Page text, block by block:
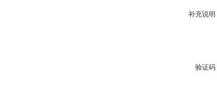
补充说明
验证码